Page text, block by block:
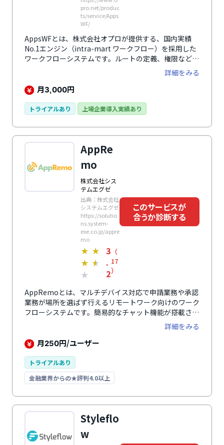
pro.net/produc
ts/service/Apps
WF/
AppsWFとは、株式会社オプロが提供する、国内実績
No.1エンジン（intra-mart ワークフロー）を採用した
ワークフローシステムです。ルートの定義、権限などの
基本的な設定はもちろん、代理申請・並列フロー・動的
承認など高度な設定にも対応可能です。承認ルートは各
種ノードをドラッグ&ドロップするだけで簡単に設定。
のルートにも流用できるなど、操作性・汎用性を追求し
1つのアプリ/オブジェクトに対して複数のフロー定義を
設定して選択可能にしたり、1つのフロー定義を複数の
アプリ/オブジェクトから利用することが可能です。た
とえば1つの申請フローで与信、値引き率など任意の値
に応じて別のフローを使い回す、といった運用ができる
ので、無駄な画面開発が不要になります。
詳細をみる
月3,000円
トライアルあり 上場企業導入実績あり
AppRe
mo
株式会社シス
テムエグゼ
出典：株式会社
システムエグゼ
https://solutio
ns.system-
exe.co.jp/appre
mo
★ ★
★ ★
★
3
.
2
（
17
）
このサービスが
合うか診断する
AppRemoとは、マルチデバイス対応で申請業務や承認
業務が場所を選ばず行えるリモートワーク向けのワーク
フローシステムです。簡易的なチャット機能が搭載され
ており、申請内容の修正点や不明点を差し戻しをせずに
確認することができます。また、やり取りした内容もデ
ータとして保存されるため承認者間でも情報共有も可能
ルチデバイスに対応しており、リモートワークや外出時
にも申請業務や承認業務を行うことができます。メール
通知やポータル連携通知などの機能もあるためリマイン
クラウド版とパッケージ版の2種類あるため自社にあっ
たプランで導入することができます。
詳細をみる
月250円/ユーザー
トライアルあり
金融業界からの★評判4.0以上
Styleflo
w